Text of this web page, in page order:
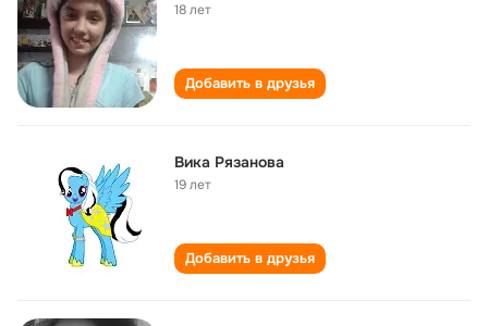
18 лет
Добавить в друзья
Вика Рязанова
19 лет
Добавить в друзья